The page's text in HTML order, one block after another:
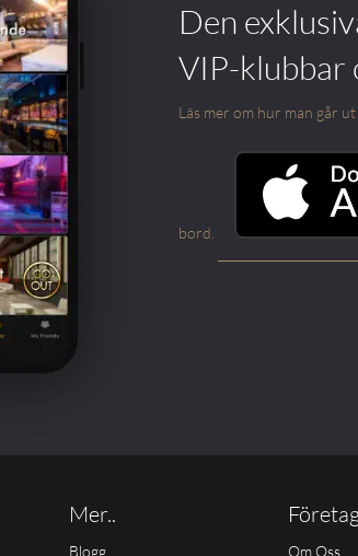
Den
VIP-klubbar
Läs mer om hur man går
bord.
Mer..
Blogg Om Oss